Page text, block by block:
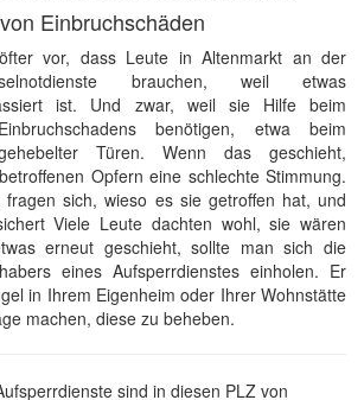
Einbruchschäden
vor, dass Leute in Altenmarkt an der
brauchen, weil etwas
ist. Und zwar, weil sie Hilfe beim
benötigen, etwa beim
Türen. Wenn das geschieht,
Opfern eine schlechte Stimmung.
fragen sich, wieso es sie getroffen hat, und
Viele Leute dachten wohl, sie wären
erneut geschieht, sollte man sich die
eines Aufsperrdienstes einholen. Er
in Ihrem Eigenheim oder Ihrer Wohnstätte
machen, diese zu beheben.
sind in diesen PLZ von